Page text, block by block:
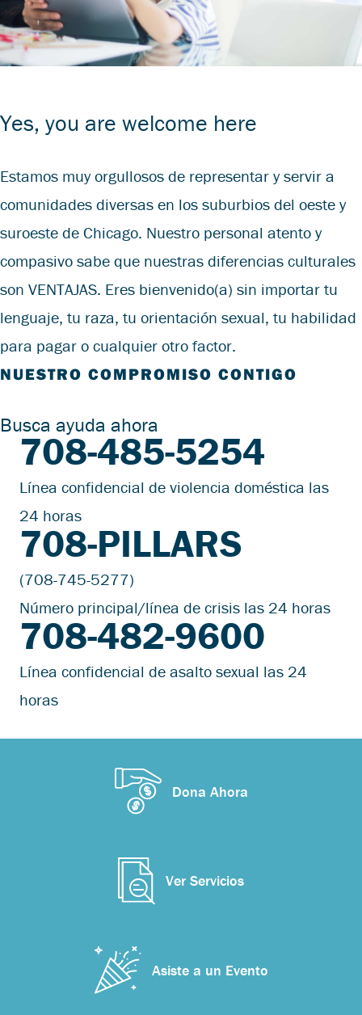
Yes, you are welcome here
Estamos muy orgullosos de representar y servir a
comunidades diversas en los suburbios del oeste y
suroeste de Chicago. Nuestro personal atento y
compasivo sabe que nuestras diferencias culturales
son VENTAJAS. Eres bienvenido(a) sin importar tu
lenguaje, tu raza, tu orientación sexual, tu habilidad
para pagar o cualquier otro factor.
NUESTRO COMPROMISO CONTIGO
Busca ayuda ahora
708-485-5254
Línea confidencial de violencia doméstica las
24 horas
708-PILLARS
(708-745-5277)
Número principal/línea de crisis las 24 horas
708-482-9600
Línea confidencial de asalto sexual las 24
horas
Dona Ahora
Ver Servicios
Asiste a un Evento